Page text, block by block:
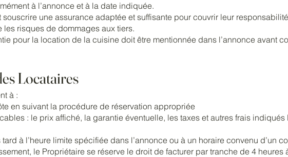
à l’annonce et à la date indiquée.
souscrire une assurance adaptée et suffisante pour couvrir leur
risques de dommages aux tiers.
pour la location de la cuisine doit être mentionnée dans l’annonce avant
Locataires
à :
en suivant la procédure de réservation appropriée
: le prix affiché, la garantie éventuelle, les taxes et autres frais indiqués
à l’heure limite spécifiée dans l’annonce ou à un horaire convenu d’un
le Propriétaire se réserve le droit de facturer par tranche de 4 heures